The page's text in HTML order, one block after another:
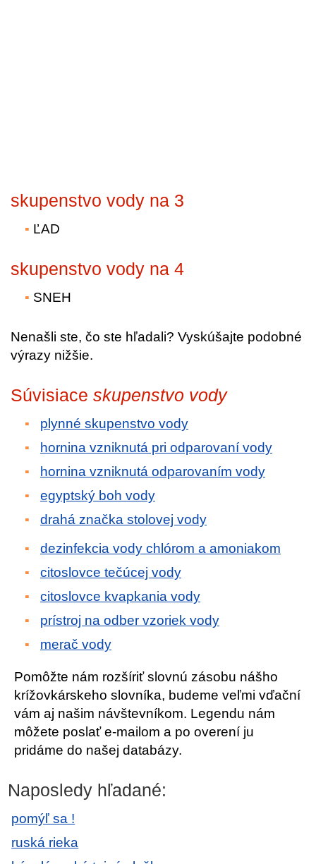
skupenstvo vody na 3
ĽAD
skupenstvo vody na 4
SNEH
Nenašli ste, čo ste hľadali? Vyskúšajte podobné
výrazy nižšie.
Súvisiace skupenstvo vody
plynné skupenstvo vody
hornina vzniknutá pri odparovaní vody
hornina vzniknutá odparovaním vody
egyptský boh vody
drahá značka stolovej vody
dezinfekcia vody chlórom a amoniakom
citoslovce tečúcej vody
citoslovce kvapkania vody
prístroj na odber vzoriek vody
merač vody
Pomôžte nám rozšíriť slovnú zásobu nášho
krížovkárskeho slovníka, budeme veľmi vďační
vám aj našim návštevníkom. Legendu nám
môžete poslať e-mailom a po overení ju
pridáme do našej databázy.
Naposledy hľadané:
pomýľ sa !
ruská rieka